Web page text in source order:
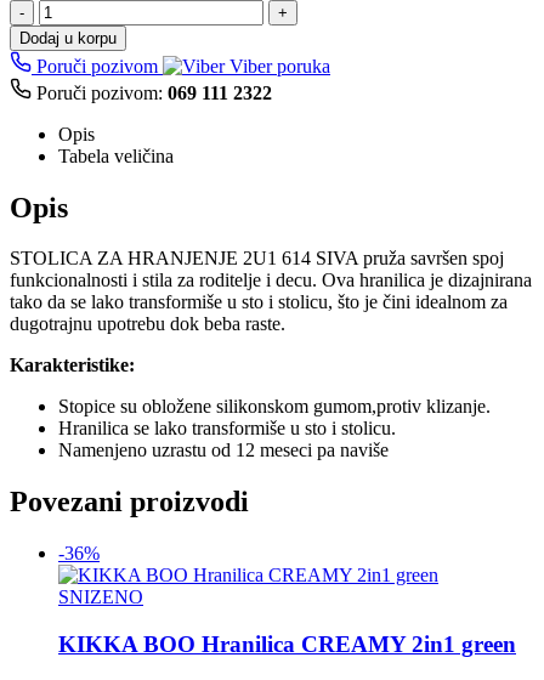
-
+
Dodaj u korpu
Poruči pozivom
Viber poruka
Poruči pozivom: 069 111 2322
Opis
Tabela veličina
Opis
STOLICA ZA HRANJENJE 2U1 614 SIVA pruža savršen spoj
funkcionalnosti i stila za roditelje i decu. Ova hranilica je dizajnirana
tako da se lako transformiše u sto i stolicu, što je čini idealnom za
dugotrajnu upotrebu dok beba raste.
Karakteristike:
Stopice su obložene silikonskom gumom,protiv klizanje.
Hranilica se lako transformiše u sto i stolicu.
Namenjeno uzrastu od 12 meseci pa naviše
Povezani proizvodi
-36%
SNIZENO
KIKKA BOO Hranilica CREAMY 2in1 green